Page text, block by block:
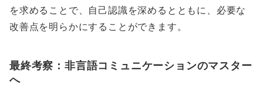
を求めることで、自己認識を深めるとともに、必要な
改善点を明らかにすることができます。
最終考察：非言語コミュニケーションのマスター
へ